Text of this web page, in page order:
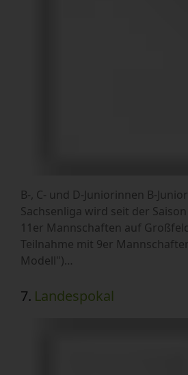
B-, C- und D-Juniorinnen B-
Sachsenliga wird seit der
11er Mannschaften auf
Teilnahme mit 9er
Modell")…
7. Landespokal